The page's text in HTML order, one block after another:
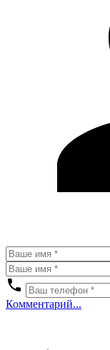
Комментарий...